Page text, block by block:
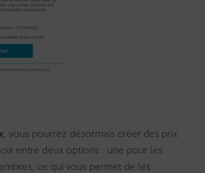
, vous pourrez désormais créer des prix
entre deux options : une pour les
ce qui vous permet de les